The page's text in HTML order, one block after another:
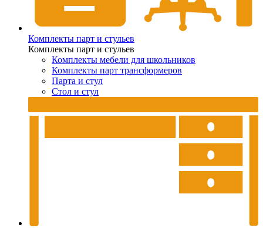
Комплекты парт и стульев
Комплекты парт и стульев
Комплекты мебели для школьников
Комплекты парт трансформеров
Парта и стул
Стол и стул